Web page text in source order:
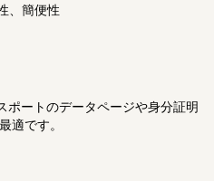
、簡便性
ートのデータページや身分証明
適です。